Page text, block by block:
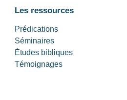
Les ressources
Prédications
Séminaires
Études bibliques
Témoignages